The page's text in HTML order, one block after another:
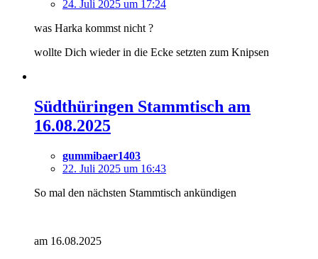
24. Juli 2025 um 17:24
was Harka kommst nicht ?
wollte Dich wieder in die Ecke setzten zum Knipsen
Südthüringen Stammtisch am
16.08.2025
gummibaer1403
22. Juli 2025 um 16:43
So mal den nächsten Stammtisch ankündigen
am 16.08.2025